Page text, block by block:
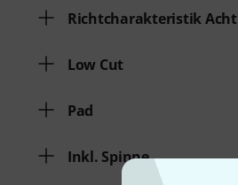
Richtcharakteristik Acht
Low Cut
Pad
Inkl. Spinne